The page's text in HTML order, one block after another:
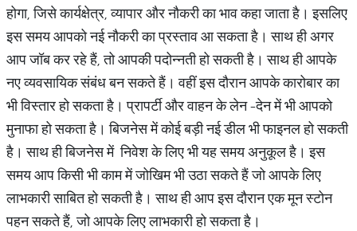
होगा, जिसे कार्यक्षेत्र, व्यापार और नौकरी का भाव कहा जाता है। इसलिए
इस समय आपको नई नौकरी का प्रस्ताव आ सकता है। साथ ही अगर
आप जॉब कर रहे हैं, तो आपकी पदोन्नती हो सकती है। साथ ही आपके
नए व्यवसायिक संबंध बन सकते हैं। वहीं इस दौरान आपके कारोबार का
भी विस्तार हो सकता है। प्रापर्टी और वाहन के लेन-देन में भी आपको
मुनाफा हो सकता है। बिजनेस में कोई बड़ी नई डील भी फाइनल हो सकती
है। साथ ही बिजनेस मेंनिवेश के लिए भी यह समय अनुकूल है। इस
समय आप किसी भी काम में जोखिम भी उठा सकते हैं जो आपके लिए
लाभकारी साबित हो सकती है। साथ ही आप इस दौरान एक मून स्टोन
पहन सकते हैं, जो आपके लिए लाभकारी हो सकता है।